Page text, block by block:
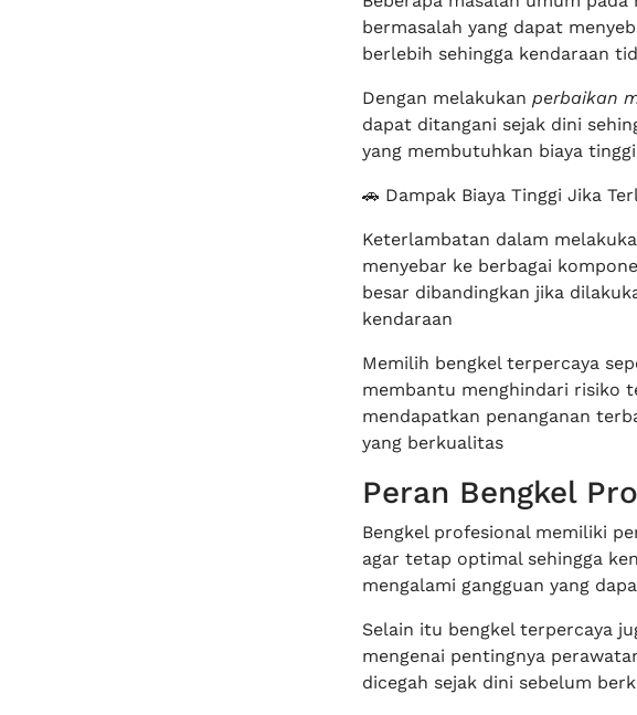
bermasalah yang dapat
berlebih sehingga kendaraan
Dengan melakukan perbaikan
dapat ditangani sejak dini
yang membutuhkan biaya
🚗 Dampak Biaya Tinggi Jika
Keterlambatan dalam
menyebar ke berbagai
besar dibandingkan jika
kendaraan
Memilih bengkel terpercaya
membantu menghindari risiko
mendapatkan penanganan
yang berkualitas
Peran Bengkel
Bengkel profesional memiliki
agar tetap optimal sehingga
mengalami gangguan yang
Selain itu bengkel terpercaya
mengenai pentingnya
dicegah sejak dini sebelum